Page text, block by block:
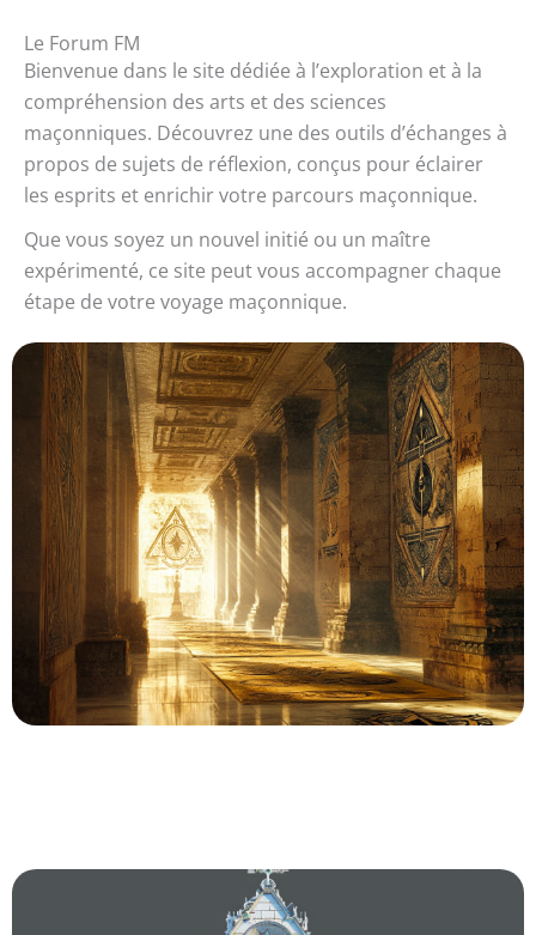
Le Forum FM
Bienvenue dans le site dédiée à l’exploration et à la
compréhension des arts et des sciences
maçonniques. Découvrez une des outils d’échanges à
propos de sujets de réflexion, conçus pour éclairer
les esprits et enrichir votre parcours maçonnique.
Que vous soyez un nouvel initié ou un maître
expérimenté, ce site peut vous accompagner chaque
étape de votre voyage maçonnique.